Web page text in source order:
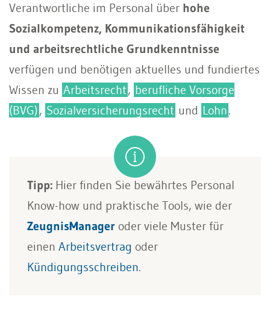
Verantwortliche im Personal über hohe
Sozialkompetenz, Kommunikationsfähigkeit
und arbeitsrechtliche Grundkenntnisse
verfügen und benötigen aktuelles und fundiertes
Wissen zu Arbeitsrecht, berufliche Vorsorge
(BVG), Sozialversicherungsrecht und Lohn.
Tipp: Hier finden Sie bewährtes Personal
Know-how und praktische Tools, wie der
ZeugnisManager oder viele Muster für
einen Arbeitsvertrag oder
Kündigungsschreiben.